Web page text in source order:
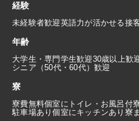
経験
未経験者歓迎英語力が活かせる接
年齢
大学生・専門学生歓迎30歳以上歓
シニア（50代・60代）歓迎
寮
寮費無料個室にトイレ・お風呂付
駐車場あり個室にキッチンあり 寮